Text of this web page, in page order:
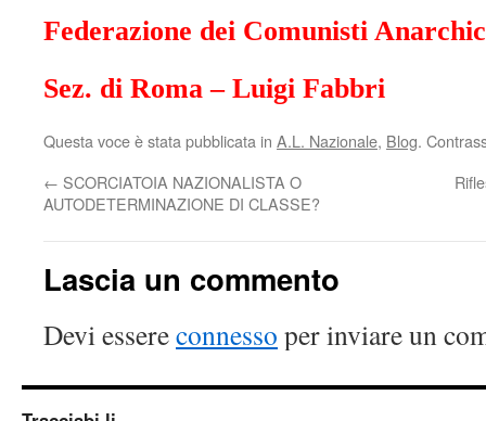
Federazione dei Comunisti
Sez. di Roma – Luigi Fabbri
Questa voce è stata pubblicata in A.L. Nazionale, Blog.
← SCORCIATOIA NAZIONALISTA O
AUTODETERMINAZIONE DI CLASSE?
Lascia un commento
Devi essereconnesso per inviare un